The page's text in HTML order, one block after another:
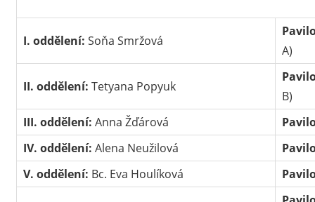
I. oddělení: Soňa Smržová
A)
II. oddělení:Tetyana Popyuk
B)
III. oddělení: Anna Žďárová
IV. oddělení: Alena Neužilová
V. oddělení: Bc. Eva Houlíková